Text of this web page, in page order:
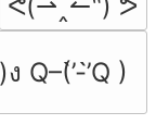
ᕙ(⇀‸↼‶) ᕗ
Q–(’̀-’̀Q )